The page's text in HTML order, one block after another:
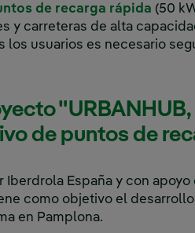
de recarga rápida (50
y carreteras de alta
los usuarios es necesario
de puntos de
Iberdrola España y con
como objetivo el
en Pamplona.